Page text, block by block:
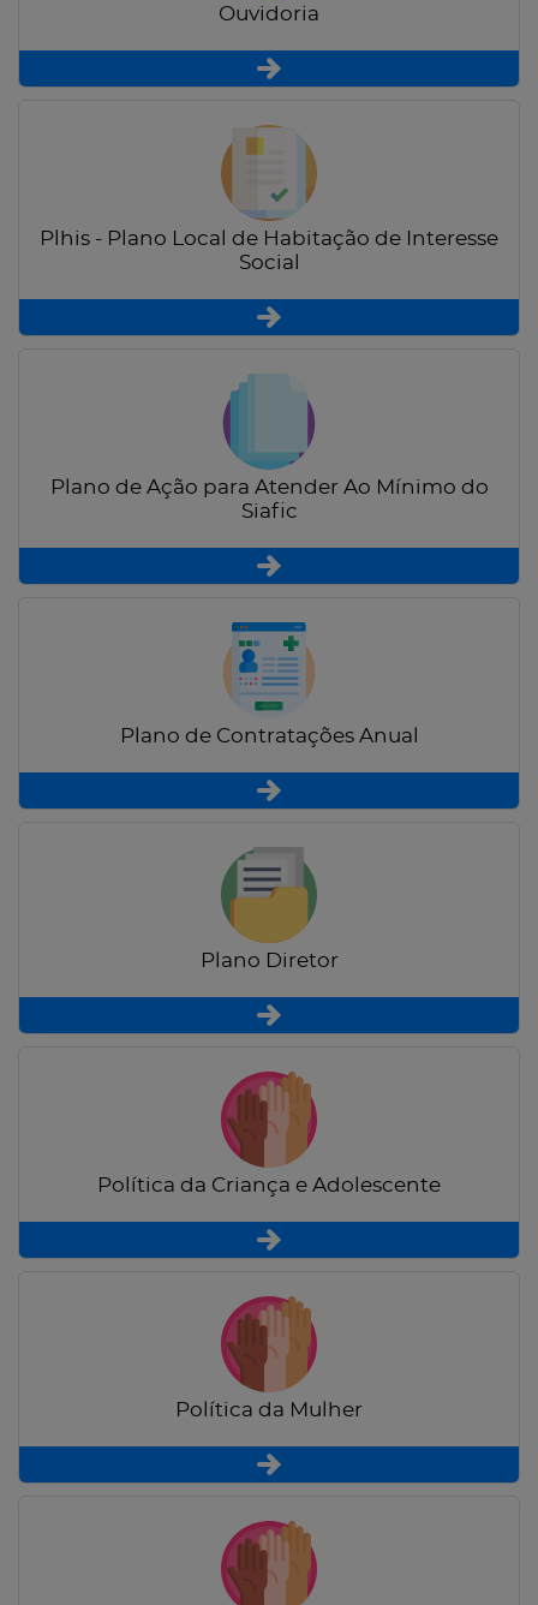
Ouvidoria
Plhis - Plano Local de Habitação de Interesse
Social
Plano de Ação para Atender Ao Mínimo do
Siafic
Plano de Contratações Anual
Plano Diretor
Política da Criança e Adolescente
Política da Mulher